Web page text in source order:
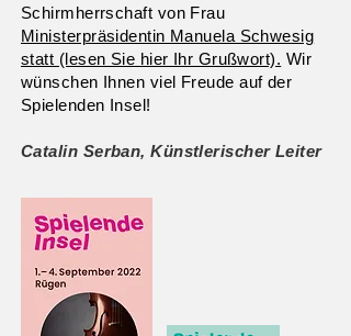
Schirmherrschaft von Frau
Ministerpräsidentin Manuela Schwesig
statt (lesen Sie hier Ihr Grußwort). Wir
wünschen Ihnen viel Freude auf der
Spielenden Insel!
Catalin Serban, Künstlerischer Leiter